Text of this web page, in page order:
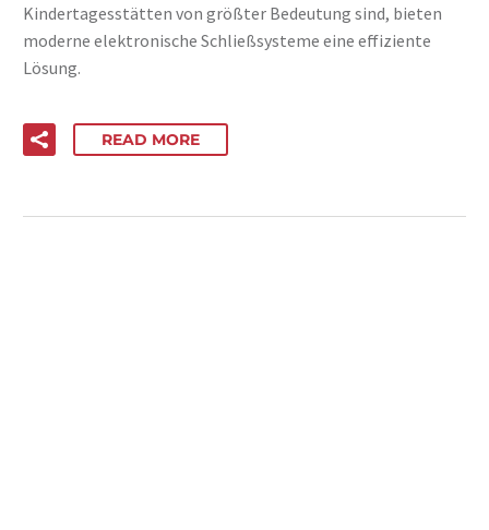
Kindertagesstätten von größter Bedeutung sind, bieten
moderne elektronische Schließsysteme eine effiziente
Lösung.
READ MORE